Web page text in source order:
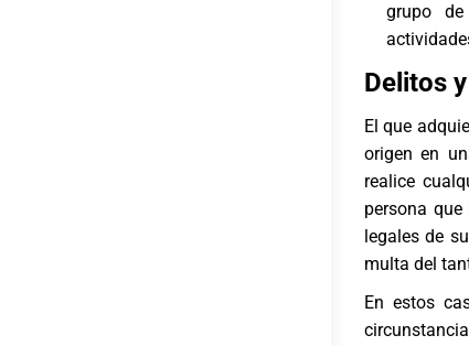
grupo
Delitos
El que
origen en
realice
persona
legales de
multa del
En estos